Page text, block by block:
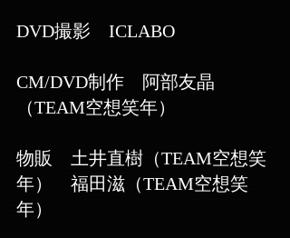
DVD撮影　ICLABO
CM/DVD制作　阿部友晶
（TEAM空想笑年）
物販　土井直樹（TEAM空想笑
年）　福田滋（TEAM空想笑
年）